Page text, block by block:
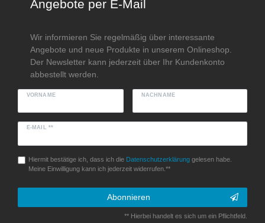
Angebote per E-Mail
Wir informieren Sie regelmäßig über interessante
Angebote und neue Produkte in unserem Onlineshop.
Der Newsletter kann jederzeit über Ihr Kundenkonto
abbestellt werden.
VORNAME NACHNAME
E-MAIL **
Hiermit bestätige ich, dass ich die Daten­schutz­erklärunggelesen habe.
Meine Einwilligung kann ich jederzeit widerrufen.**
Abonnieren
** Hierbei handelt es sich um ein Pflichtfeld.